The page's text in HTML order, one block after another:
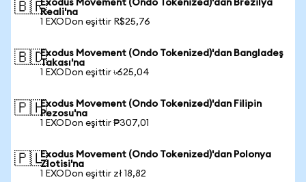
🇧🇷Exodus Movement (Ondo Tokenized)'dan Brezilya
Reali'na
1 EXODon eşittir R$25,76
🇧🇩Exodus Movement (Ondo Tokenized)'dan Bangladeş
Takası'na
1 EXODon eşittir ৳625,04
🇵🇭Exodus Movement (Ondo Tokenized)'dan Filipin
Pezosu'na
1 EXODon eşittir ₱307,01
🇵🇱Exodus Movement (Ondo Tokenized)'dan Polonya
Zlotisi'na
1 EXODon eşittir zł 18,82